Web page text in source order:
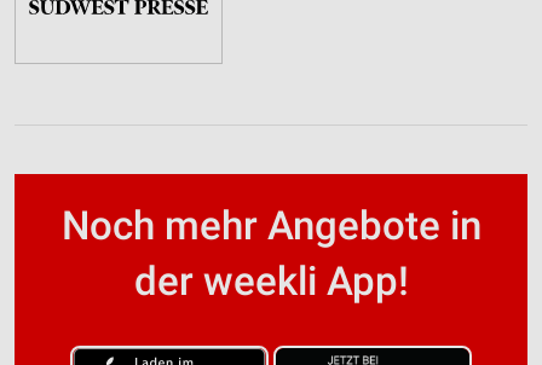
Noch mehr Angebote in
der weekli App!